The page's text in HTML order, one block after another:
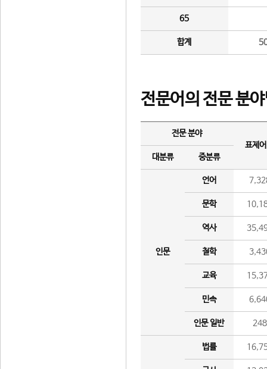
65
합계
전문어의 전문 분
전문 분야
표제
대분류
중분류
인문
언어
문학
역사
철학
교육
민속
인문 일반 248
법률